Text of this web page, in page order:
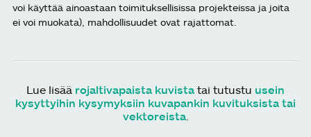
voi käyttää ainoastaan toimituksellisissa projekteissa ja joita
ei voi muokata), mahdollisuudet ovat rajattomat.
Lue lisää rojaltivapaista kuvista tai tutustu usein
kysyttyihin kysymyksiin kuvapankin kuvituksista tai
vektoreista.